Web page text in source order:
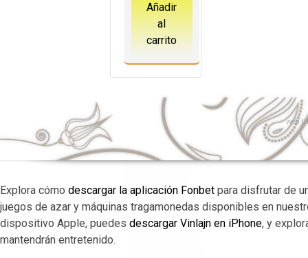
Añadir
al
carrito
web
Explora cómo descargar la aplicación Fonbet para disfrutar de
juegos de azar y máquinas tragamonedas disponibles en
dispositivo Apple, puedes descargar Vinlajn en iPhone, y
mantendrán entretenido.